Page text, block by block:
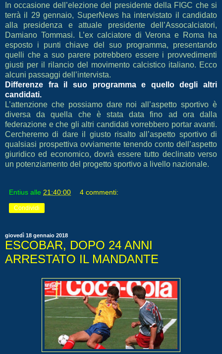
In occasione dell’elezione del presidente della FIGC che si
terrà il 29 gennaio, SuperNews ha intervistato il candidato
alla presidenza e attuale presidente dell’Assocalciatori,
Damiano Tommasi. L’ex calciatore di Verona e Roma ha
esposto i punti chiave del suo programma, presentando
quelli che a suo parere potrebbero essere i provvedimenti
giusti per il rilancio del movimento calcistico italiano. Ecco
alcuni passaggi dell’intervista.
Differenze fra il suo programma e quello degli altri
candidati.
L’attenzione che possiamo dare noi all’aspetto sportivo è
diversa da quella che è stata data fino ad ora dalla
federazione e che gli altri candidati vorrebbero portar avanti.
Cercheremo di dare il giusto risalto all’aspetto sportivo di
qualsiasi prospettiva ovviamente tenendo conto dell’aspetto
giuridico ed economico, dovrà essere tutto declinato verso
un potenziamento del progetto sportivo a livello nazionale.
Entius alle 21:40:00 4 commenti:
Condividi
giovedì 18 gennaio 2018
ESCOBAR, DOPO 24 ANNI
ARRESTATO IL MANDANTE